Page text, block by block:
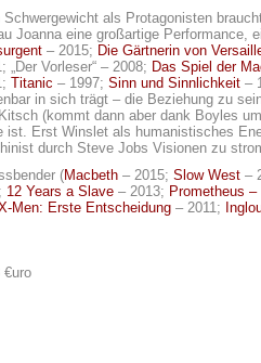
als Protagonisten
Joanna eine großartige Performance,
– 2015; Die Gärtnerin von
„Der Vorleser“ – 2008; Das Spiel der
Titanic – 1997; Sinn und Sinnlichkeit –
in sich trägt – die Beziehung zu
(kommt dann aber dank Boyles
ist. Erst Winslet als humanistisches
durch Steve Jobs Visionen zu
(Macbeth – 2015; Slow West –
12 Years a Slave – 2013; Prometheus
Men: Erste Entscheidung – 2011;
€uro